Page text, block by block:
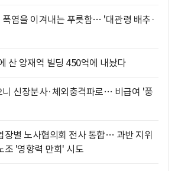
폭염을 이겨내는 푸릇함… '대관령 배추·
산 양재역 빌딩 450억에 내놨다
니 신장분사·체외충격파로… 비급여 '풍
장별 노사협의회 전사 통합… 과반 지위
조 '영향력 만회' 시도